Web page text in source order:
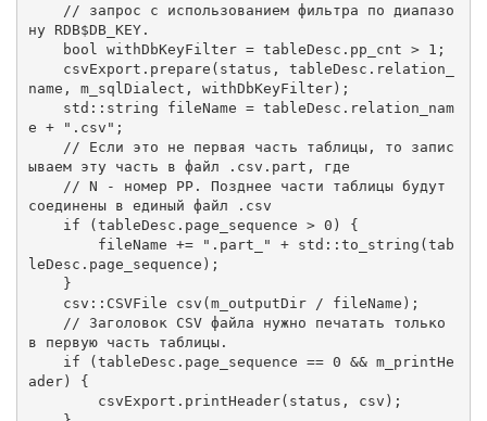
// запрос с использованием фильтра по диапазо
ну RDB$DB_KEY.
bool
withDbKeyFilter = tableDesc.pp_cnt > 1 ;
name, m_sqlDialect, withDbKeyFilter);
std :: string fileName = tableDesc.relation_nam
e +
".csv" ;
// Если это не первая часть таблицы, то запис
ываем эту часть в файл
.csv.part , где
// N - номер PP. Позднее части таблицы будут
соединены в единый файл
.csv
if (tableDesc.page_sequence > 0 ) {
        fileName +=
".part_" + std ::to_string(tab
leDesc.page_sequence);
csv::CSVFile csv (m_outputDir / fileName) ;
// Заголовок CSV файла нужно печатать только
в первую часть таблицы.
if (tableDesc.page_sequence == 0 && m_printHe
ader) {